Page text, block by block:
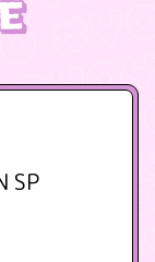
SP